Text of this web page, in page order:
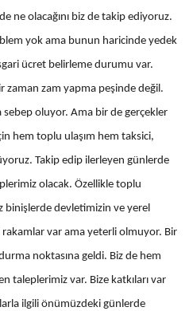
ne olacağını biz de takip ediyoruz.
yok ama bunun haricinde yedek
ücret belirleme durumu var.
zaman zam yapma peşinde değil.
sebep oluyor. Ama bir de gerçekler
hem toplu ulaşım hem taksici,
Takip edip ilerleyen günlerde
olacak. Özellikle toplu
binişlerde devletimizin ve yerel
var ama yeterli olmuyor. Bir
noktasına geldi. Biz de hem
taleplerimiz var. Bize katkıları var
ilgili önümüzdeki günlerde